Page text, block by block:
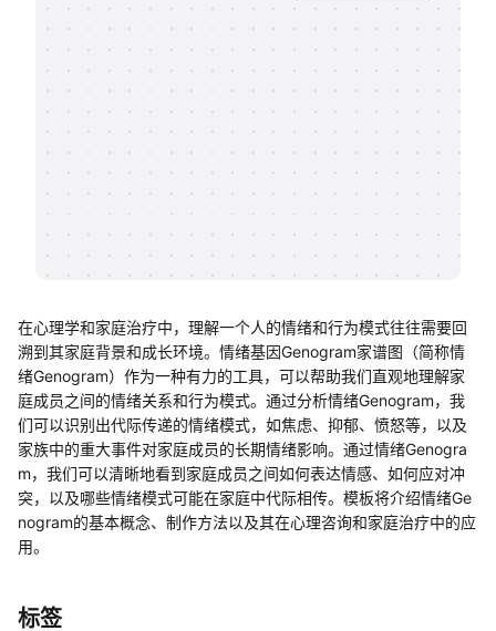
帮助中心
在心理学和家庭治疗中，理解一个人的情绪和行为模式往往需要回
溯到其家庭背景和成长环境。情绪基因Genogram家谱图（简称情
绪Genogram）作为一种有力的工具，可以帮助我们直观地理解家
庭成员之间的情绪关系和行为模式。通过分析情绪Genogram，我
们可以识别出代际传递的情绪模式，如焦虑、抑郁、愤怒等，以及
家族中的重大事件对家庭成员的长期情绪影响。通过情绪Genogra
m，我们可以清晰地看到家庭成员之间如何表达情感、如何应对冲
突，以及哪些情绪模式可能在家庭中代际相传。模板将介绍情绪Ge
nogram的基本概念、制作方法以及其在心理咨询和家庭治疗中的应
用。
标签